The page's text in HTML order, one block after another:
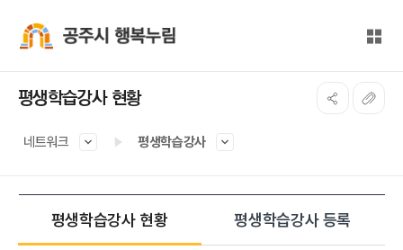
전체
평생학습강사 현황
네트워크 평생학습강사
평생학습강사 현황 평생학습강사 등록